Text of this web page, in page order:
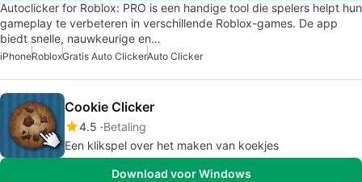
Autoclicker for Roblox: PRO is een handige tool die spelers helpt hun
gameplay te verbeteren in verschillende Roblox-games. De app
biedt snelle, nauwkeurige en…
iPhoneRobloxGratis Auto ClickerAuto Clicker
Cookie Clicker
4.5 Betaling
Een klikspel over het maken van koekjes
Download voor Windows